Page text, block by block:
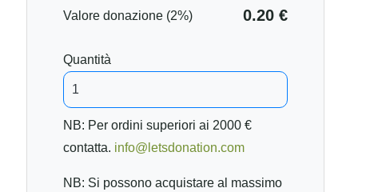
Valore donazione (2%) 0.20 €
Quantità
NB: Per ordini superiori ai 2000 €
contatta. info@letsdonation.com
NB: Si possono acquistare al massimo